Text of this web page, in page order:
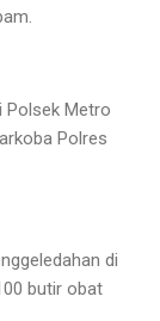
Polsek Metro
Polres
di
butir obat